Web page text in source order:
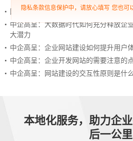
网站进化的终极形态，你了解吗？
中企高呈：大数据时代如何充分释放企
大潜力
中企高呈：企业网站建设如何提升用户
中企高呈：企业开发网站的需要注意的
中企高呈：网站建设的交互性原则是什么
本地化服务，助力企
后一公里
隐私条款信息保护中，请放心填写 您也可